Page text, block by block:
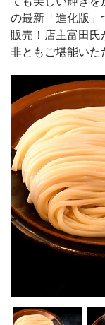
の最新「進化版」
販売！店主富田
非ともご堪能いた